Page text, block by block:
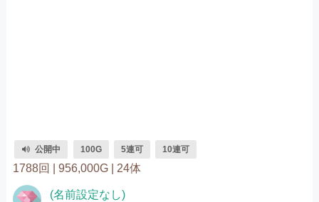
公開中 100G 5連可 10連可
1788回 | 956,000G | 24体
(名前設定なし)